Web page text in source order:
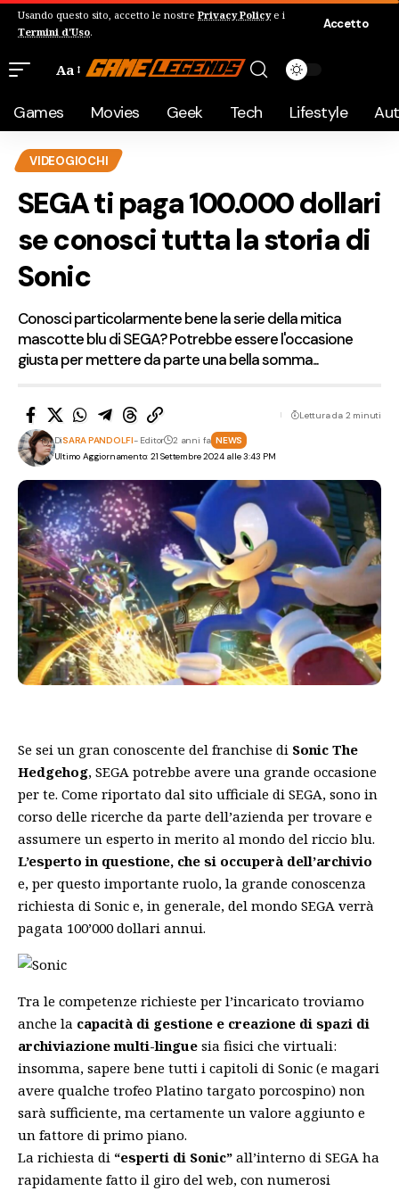
Usando questo sito, accetto le nostre Privacy Policye i
Termini d'Uso.
Accetto
Aa
Games Movies Geek Tech Lifestyle
VIDEOGIOCHI
SEGA ti paga 100.000 dollari
se conosci tutta la storia di
Sonic
Conosci particolarmente bene la serie della mitica
mascotte blu di SEGA? Potrebbe essere l'occasione
giusta per mettere da parte una bella somma...
Ultimo Aggiornamento: 21 Settembre 2024 alle 3:43 PM
DiSARA PANDOLFI- Editor 2 anni fa NEWS
Lettura da 2 minuti
Se sei un gran conoscente del franchise di Sonic The
Hedgehog, SEGA potrebbe avere una grande occasione
per te. Come riportato dal sito ufficiale di SEGA, sono in
corso delle ricerche da parte dell’azienda per trovare e
assumere un esperto in merito al mondo del riccio blu.
L’esperto in questione, che si occuperà dell’archivio
e, per questo importante ruolo, la grande conoscenza
richiesta di Sonic e, in generale, del mondo SEGA verrà
pagata 100’000 dollari annui.
Tra le competenze richieste per l’incaricato troviamo
anche la capacità di gestione e creazione di spazi di
archiviazione multi-lingue sia fisici che virtuali:
insomma, sapere bene tutti i capitoli di Sonic (e magari
avere qualche trofeo Platino targato porcospino) non
sarà sufficiente, ma certamente un valore aggiunto e
un fattore di primo piano.
La richiesta di “esperti di Sonic” all’interno di SEGA ha
rapidamente fatto il giro del web, con numerosi